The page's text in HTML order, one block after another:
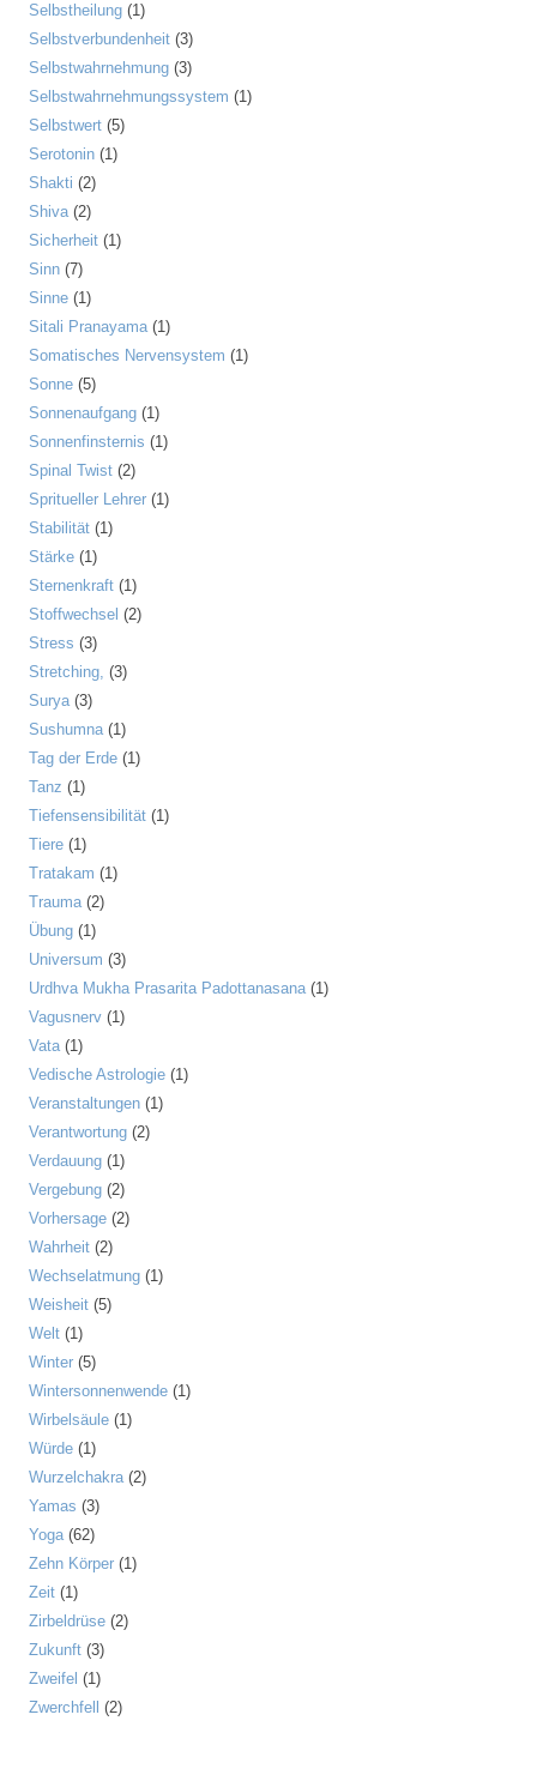
Selbstheilung (1)
Selbstverbundenheit (3)
Selbstwahrnehmung (3)
Selbstwahrnehmungssystem (1)
Selbstwert (5)
Serotonin (1)
Shakti (2)
Shiva(2)
Sicherheit (1)
Sinn (7)
Sinne (1)
Sitali Pranayama(1)
Somatisches Nervensystem (1)
Sonne (5)
Sonnenaufgang (1)
Sonnenfinsternis (1)
Spinal Twist (2)
Spritueller Lehrer (1)
Stabilität (1)
Stärke (1)
Sternenkraft (1)
Stoffwechsel (2)
Stress (3)
Stretching, (3)
Surya(3)
Sushumna(1)
Tag der Erde (1)
Tanz (1)
Tiefensensibilität (1)
Tiere (1)
Tratakam (1)
Trauma(2)
Übung (1)
Universum (3)
Urdhva Mukha Prasarita Padottanasana(1)
Vagusnerv (1)
Vata(1)
Vedische Astrologie (1)
Veranstaltungen (1)
Verantwortung (2)
Verdauung (1)
Vergebung (2)
Vorhersage (2)
Wahrheit (2)
Wechselatmung (1)
Weisheit (5)
Welt (1)
Winter (5)
Wintersonnenwende (1)
Wirbelsäule (1)
Würde (1)
Wurzelchakra(2)
Yamas (3)
Yoga(62)
Zehn Körper (1)
Zeit (1)
Zirbeldrüse (2)
Zukunft (3)
Zweifel (1)
Zwerchfell
(2)